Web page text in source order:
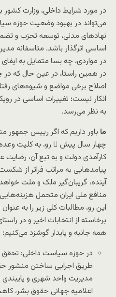
در مورد شرایط داخلی، وزارت
می‌تواند در بهبود وضعیت حوزه
نهادهای مدنی، توسعه تحزب و
اساسی اثرگذار باشد. متاسفانه
در مواردی، چه بسا متمایل به
در همین راستا، در عین حال که
اصلاح برخی مواضع و شیوه‌های
انکار نیست؛ تغییرات اساسی در
به نظر می‌رسد.
ما باور داریم که اگر رییس جمهور
چهار سال پیش ِ رو، به کلیت
کارآمدی دولت و به تبع آن، رضایت
پیامدهایی به مراتب فراتر از
آینده، گریبان‌گیر ملک و ملت
منافع ملی ایران متحمل
این رو، مطالبات کلی زیر را به
برخاسته از انتخابات اخیر و در
همه جانبه و پایدار گوشزد می‌کنیم:
در حوزه سیاست داخلی:
طریق اجرایی ساختن منشور
مدیریت واحد شهری و
اعلامیه جهانی حقوق بشر،